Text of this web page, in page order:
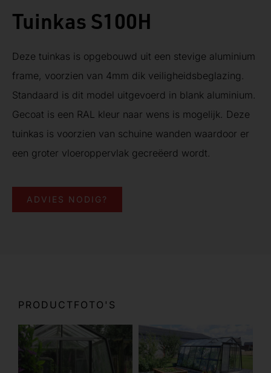
Tuinkas S100H
Deze tuinkas is opgebouwd uit een stevige aluminium
frame, voorzien van 4mm dik veiligheidsbeglazing.
Standaard is dit model uitgevoerd in blank aluminium.
Gecoat is een RAL kleur naar wens is mogelijk. Deze
tuinkas is voorzien van schuine wanden waardoor er
een groter vloeroppervlak gecreëerd wordt.
ADVIES NODIG?
PRODUCTFOTO'S